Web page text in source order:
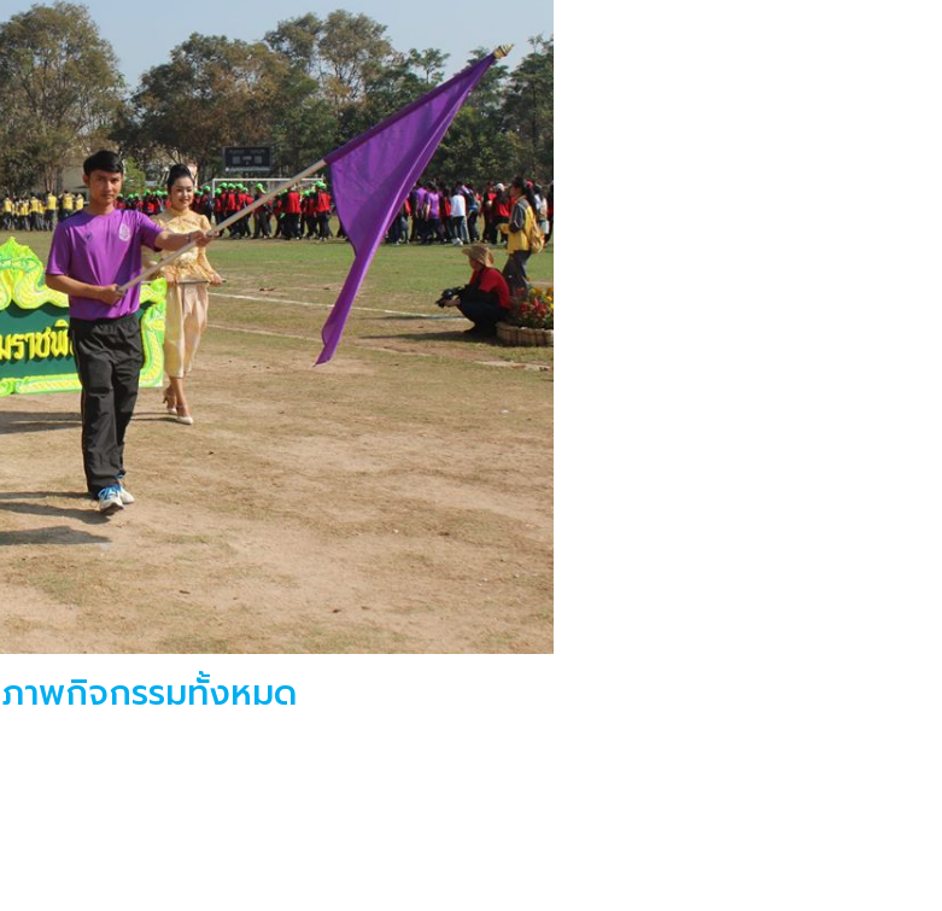
าพกิจกรรมทั้งหมด